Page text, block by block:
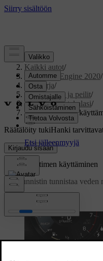
Tuki/
Kaikki autot/
V60 Twin Engine 2020/
Ohjekirja/
Ikkunat, lasit ja peilit/
Tuulilasi ja takalasi/
Sadetunnistimen
Räätälöity tukiHanki
Kirjaudu sisään
Päivitetty 19.03.2020
Sadetunnistimen käyttäminen
Sadetunnistin tunnistaa